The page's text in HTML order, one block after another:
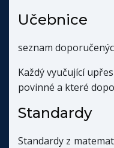
Učebnice
seznam
Každý vyučující
povinné a které
Standardy
Standardy z